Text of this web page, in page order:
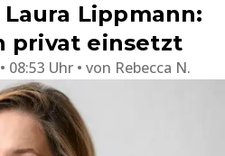
Lippmann:
privat einsetzt
08:53 Uhr von Rebecca N.